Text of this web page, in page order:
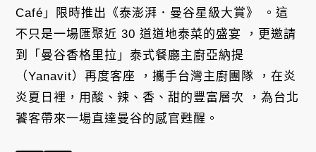
Café」限時推出《泰澎湃．曼谷星級大賞》 。這
不只是一場匯聚近 30 道道地泰菜的盛宴 ，更邀請
到「曼谷香格里拉」泰式餐廳主廚亞納提
（Yanavit）再度客座 ，攜手台灣主廚團隊 ，在炎
炎夏日裡，用酸、辣、香、甜的豐富層次 ，為台北
饕客帶來一場直達曼谷的感官甦醒。